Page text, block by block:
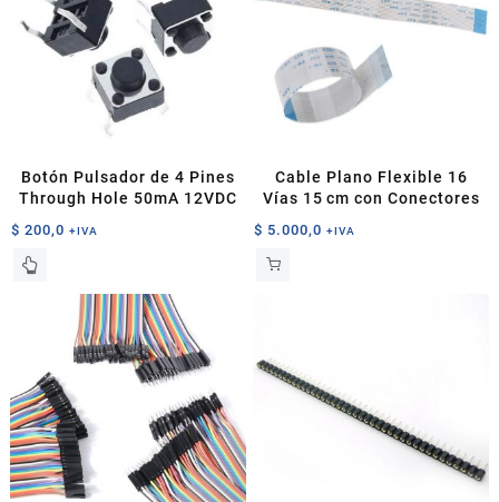
Botón Pulsador de 4 Pines
Through Hole 50mA 12VDC
$ 200,0 +IVA
Este
variantes.
opciones
se
pueden
elegir
en
Cable Plano Flexible 16
Vías 15 cm con Conectores
$ 5.000,0 +IVA